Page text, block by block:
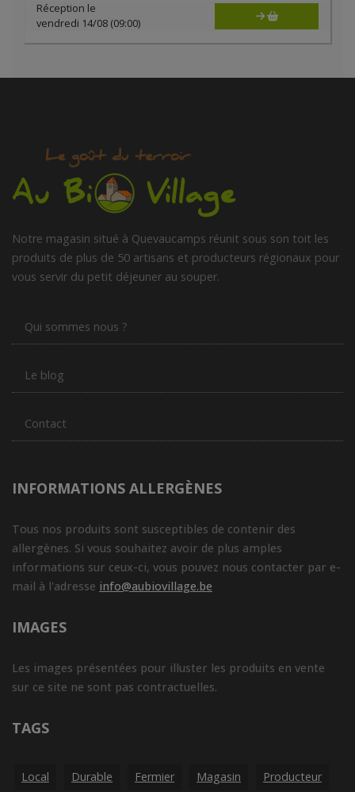
Réception le
vendredi 14/08 (09:00)
Notre magasin situé à Quevaucamps réunit sous son toit les
produits de plus de 50 artisans et producteurs régionaux pour
vous servir du petit déjeuner au souper.
Qui sommes nous ?
Le blog
Contact
INFORMATIONS ALLERGÈNES
Tous nos produits sont susceptibles de contenir des
allergènes. Si vous souhaitez avoir de plus amples
informations sur ceux-ci, vous pouvez nous contacter par e-
mail à l'adresse info@aubiovillage.be
IMAGES
Les images présentées pour illuster les produits en vente
sur ce site ne sont pas contractuelles.
TAGS
Local Durable Fermier Magasin Producteur